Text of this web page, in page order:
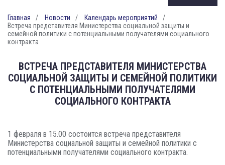
Главная Новости
Календарь мероприятий
Встреча представителя Министерства социальной защиты и
семейной политики с потенциальными получателями социального
контракта
ВСТРЕЧА ПРЕДСТАВИТЕЛЯ МИНИСТЕРСТВА
СОЦИАЛЬНОЙ ЗАЩИТЫ И СЕМЕЙНОЙ ПОЛИТИКИ
С ПОТЕНЦИАЛЬНЫМИ ПОЛУЧАТЕЛЯМИ
СОЦИАЛЬНОГО КОНТРАКТА
1 февраля в 15.00 состоится встреча представителя
Министерства социальной защиты и семейной политики с
потенциальными получателями социального контракта.